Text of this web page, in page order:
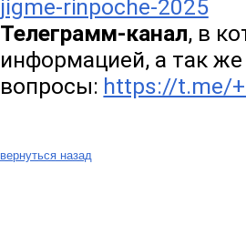
jigme-rinpoche-2025
Телеграмм-канал, в
информацией, а так
вопросы: https://t.me/
вернуться назад